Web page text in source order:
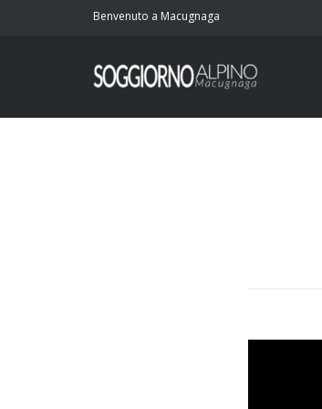
Benvenuto a Macugnaga